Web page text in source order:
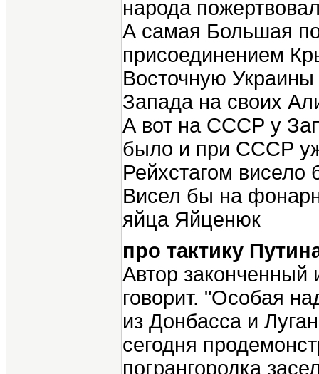
народа
А самая Большая
присоединением
Восточную
Запада на своих
А вот на СССР у
было и при СССР
Рейхстагом
Висел бы на
яйца Яйценюк
про тактику
Автор
говорит. "Особая
из Донбасса и
сегодня
погрангородка